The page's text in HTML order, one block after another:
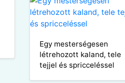
Egy mesterségesen
létrehozott kaland, tele
tejjel és spricceléssel